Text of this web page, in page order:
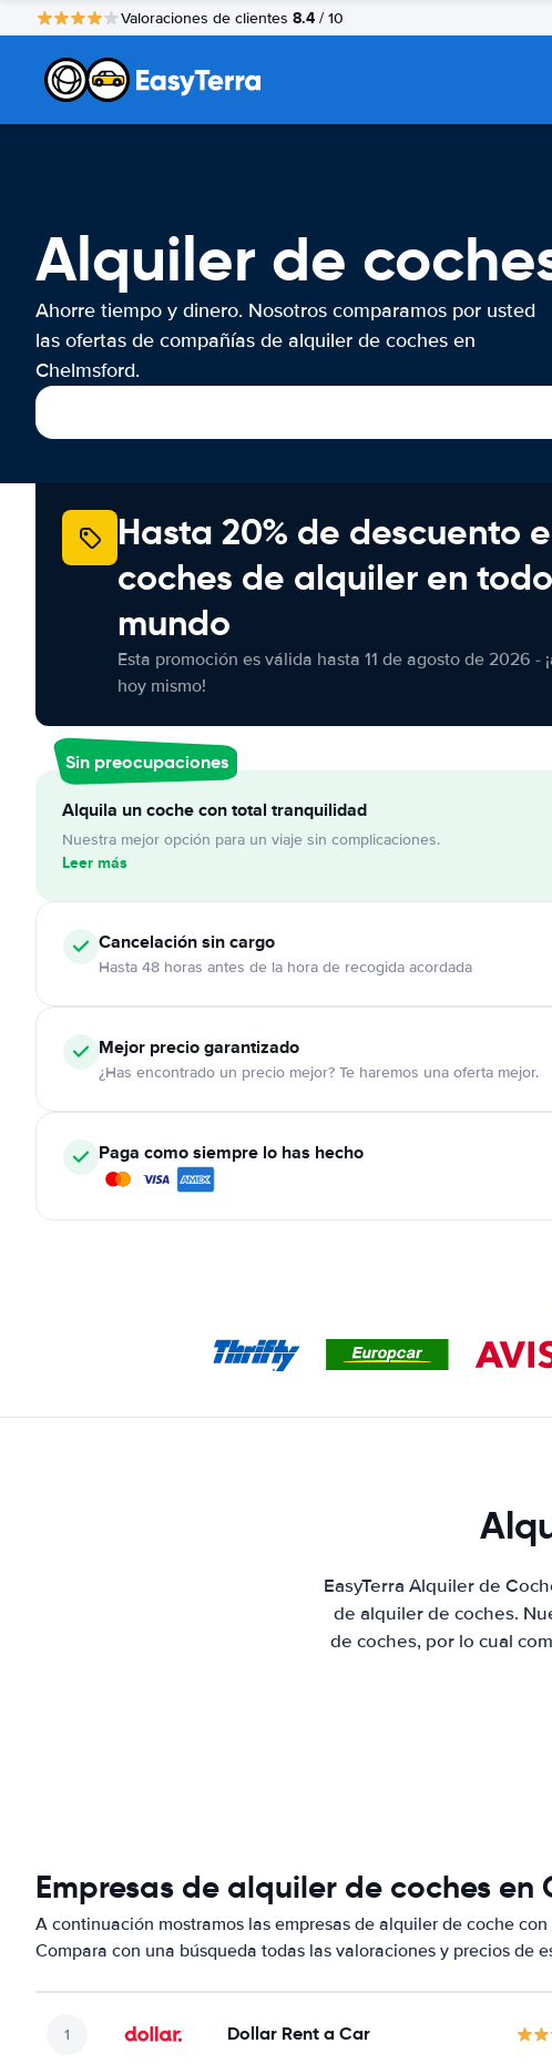
Valoraciones de clientes 8.4 / 10
Alquiler de
Ahorre tiempo y dinero. Nosotros comparamos por usted
las ofertas de compañías de alquiler de coches en
Chelmsford.
Hasta 20% de descuento
coches de alquiler en
mundo
Esta promoción es válida hasta 11 de agosto de 2026 -
hoy mismo!
Sin preocupaciones
Alquila un coche con total tranquilidad
Nuestra mejor opción para un viaje sin complicaciones.
Leer más
Cancelaciónsin cargo
Hasta 48 horas antes de la hora de recogida acordada
Mejor precio garantizado
¿Has encontrado un precio mejor? Te haremos una oferta mejor.
Paga como siempre lo has hecho
EasyTerra Alquiler de
de alquiler de coches.
de coches, por lo cual
Empresas de alquiler de coches en
A continuación mostramos las empresas de alquiler de coche
Compara con una búsqueda todas las valoraciones y precios de
Dollar Rent a Car